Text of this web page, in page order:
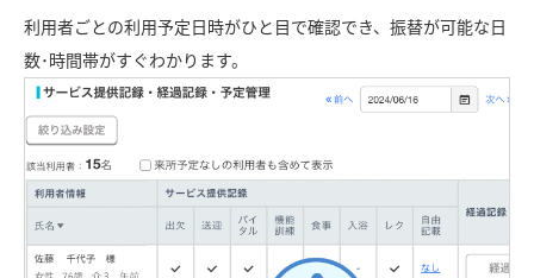
利用者ごとの利用予定日時がひと目で確認でき、振替が可能な日
数･時間帯がすぐわかります。